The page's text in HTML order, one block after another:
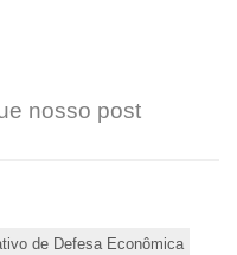
nosso post
de Defesa Econômica